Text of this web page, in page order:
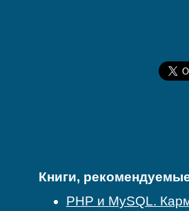
Книги,
PHP и MySQL.